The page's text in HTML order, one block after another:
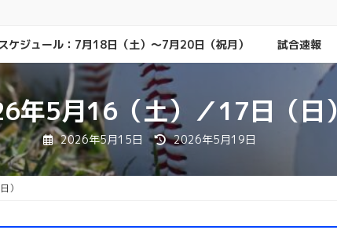
ケジュール：7月18日（土）～7月20日（祝月） 試合速報
年5月16（土）／17日（日）
2026年5月15日 最
終
更
新
2026年5月19日
）